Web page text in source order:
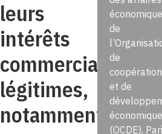
leurs
intérêts
commerciaux
légitimes,
notamment
de
de
coopération
et de
(OCDE),